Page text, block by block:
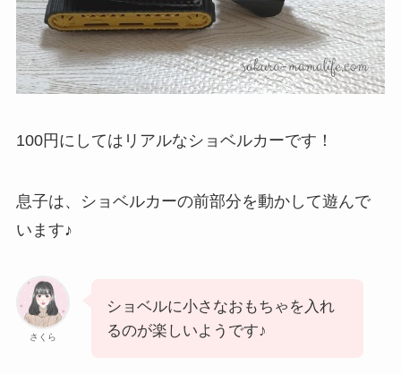
100円にしてはリアルなショベルカーです！
息子は、ショベルカーの前部分を動かして遊んで
います♪
さくら
ショベルに小さなおもちゃを入れ
るのが楽しいようです♪